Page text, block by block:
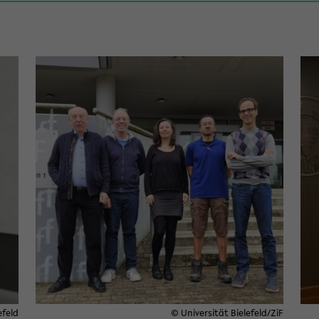
© Universität Bielefeld/ZiF